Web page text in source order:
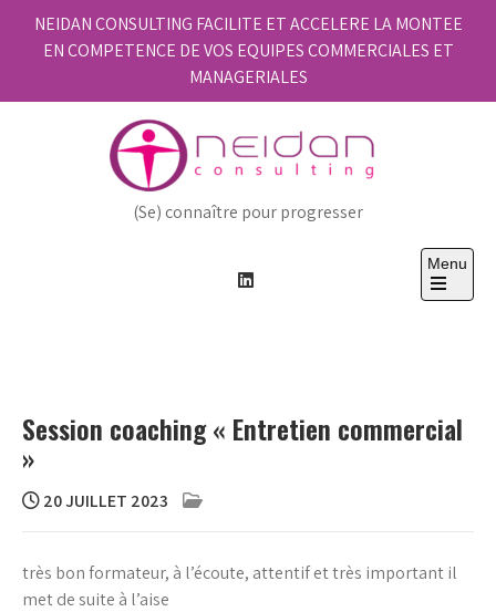
NEIDAN CONSULTING FACILITE ET ACCELERE LA MONTEE
EN COMPETENCE DE VOS EQUIPES COMMERCIALES ET
MANAGERIALES
(Se) connaître pour progresser
Menu
Open
Session coaching « Entretien commercial
»
20 JUILLET 2023
très bon formateur, à l’écoute, attentif et très important il
met de suite à l’aise